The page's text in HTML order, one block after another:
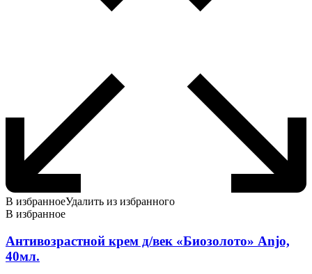
В избранноеУдалить из избранного
В избранное
Антивозрастной крем д/век «Биозолото» Anjo,
40мл.